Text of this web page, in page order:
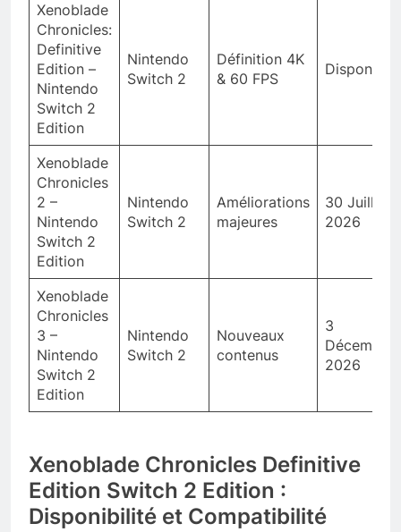
Xenoblade
Chronicles:
Definitive
Edition –
Nintendo
Switch 2
Edition
Nintendo
Switch 2
Définition 4K
& 60 FPS
Disponible
Xenoblade
Chronicles
2 –
Nintendo
Switch 2
Edition
Nintendo
Switch 2
Améliorations
majeures
30 Juillet
2026
Xenoblade
Chronicles
3 –
Nintendo
Switch 2
Edition
Nintendo
Switch 2
Nouveaux
contenus
3
Décembre
2026
Xenoblade Chronicles Definitive
Edition Switch 2 Edition :
Disponibilité et Compatibilité